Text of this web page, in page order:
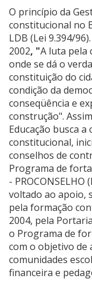
O princípio da
constitucional no
LDB (Lei 9.394/
2002, "A luta pela
onde se dá o
constituição do
condição da
conseqüência e
construção".
Educação busca
constitucional,
conselhos de
Programa de
-
voltado ao apoio,
pela formação
2004, pela
o Programa de
com o objetivo de
comunidades
financeira e